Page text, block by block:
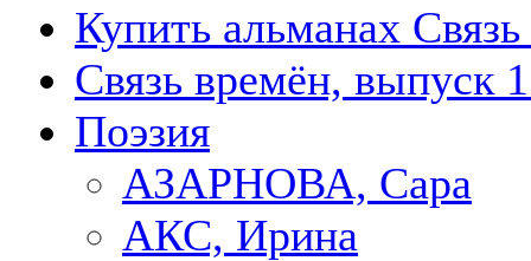
Купить альманах
Связь времён, выпуск
Поэзия
АЗАРНОВА, Сара
АКС, Ирина